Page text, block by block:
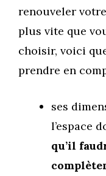
renouveler
plus vite que
choisir, voici
prendre en
ses
l’espace
qu’il